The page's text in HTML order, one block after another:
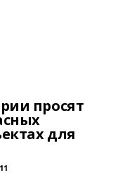
просят
для